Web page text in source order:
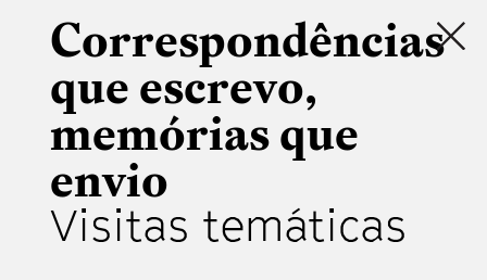
Correspondências
que escrevo,
memórias que
envio
Visitas temáticas